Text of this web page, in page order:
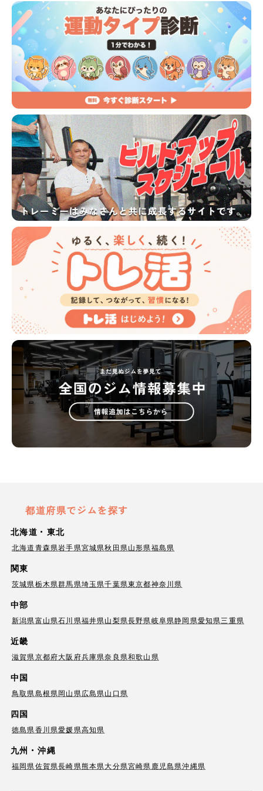
都道府県でジムを探す
北海道・東北
北海道青森県岩手県宮城県秋田県山形県福島県
関東
茨城県栃木県群馬県埼玉県千葉県東京都神奈川県
中部
新潟県富山県石川県福井県山梨県長野県岐阜県静岡県愛知県三重県
近畿
滋賀県京都府大阪府兵庫県奈良県和歌山県
中国
鳥取県島根県岡山県広島県山口県
四国
徳島県香川県愛媛県高知県
九州・沖縄
福岡県佐賀県長崎県熊本県大分県宮崎県 鹿児島県沖縄県